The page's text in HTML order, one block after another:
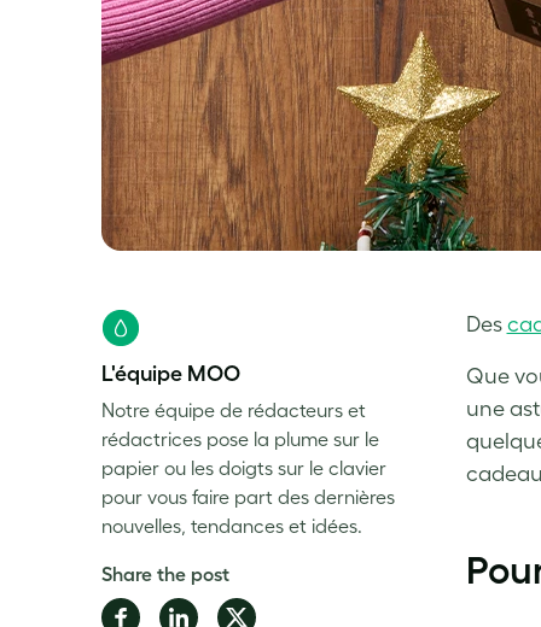
Des
Que
une
L'équipe MOO
Notre équipe de rédacteurs et
rédactrices pose la plume sur le
papier ou les doigts sur le clavier
pour vous faire part des dernières
nouvelles, tendances et idées.
Share the post
Share Share Share